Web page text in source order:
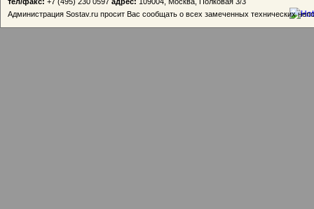
Администрация Sostav.ru просит Вас сообщать о всех замеченных технических